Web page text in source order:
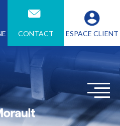
CONTACT ESPACE CLIENT